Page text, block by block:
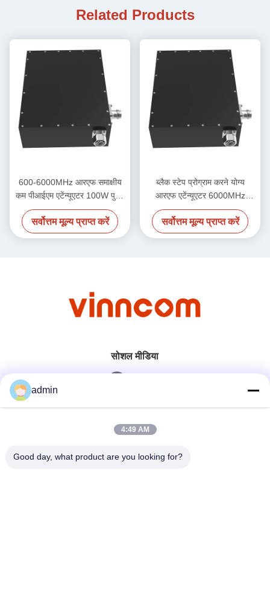
Related Products
600-6000MHz आरएफ समाक्षीय
कम पीआईएम एटेंन्यूएटर 100W पुरुष
से महिला
सर्वोत्तम मूल्य प्राप्त करें
ब्लैक स्टेप प्रोग्राम करने योग्य
आरएफ एटेंन्यूएटर 6000MHz
-155dbc 50W
सर्वोत्तम मूल्य प्राप्त करें
सोशल मीडिया
त्वरित संपर्क
admin
4:49 AM
Good day, what product are you looking for?